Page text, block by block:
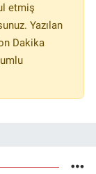
etmiş
Yazılan
Dakika